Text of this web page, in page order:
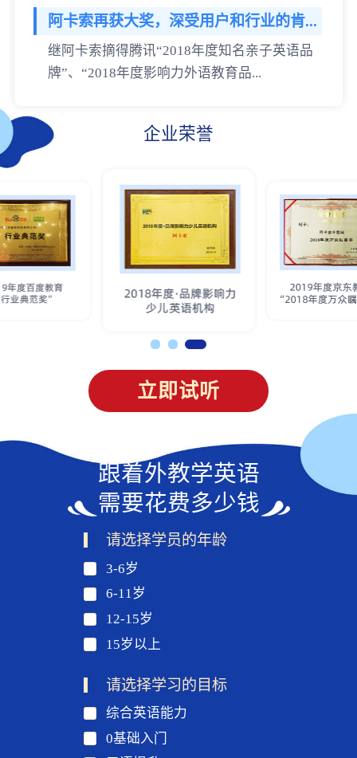
阿卡索再获大奖，深受用户和行业的肯...
继阿卡索摘得腾讯“2018年度知名亲子英语品
牌”、“2018年度影响力外语教育品...
企业荣誉
立即试听
跟着外教学英语
需要花费多少钱
请选择学员的年龄
3-6岁
6-11岁
12-15岁
15岁以上
请选择学习的目标
综合英语能力
0基础入门